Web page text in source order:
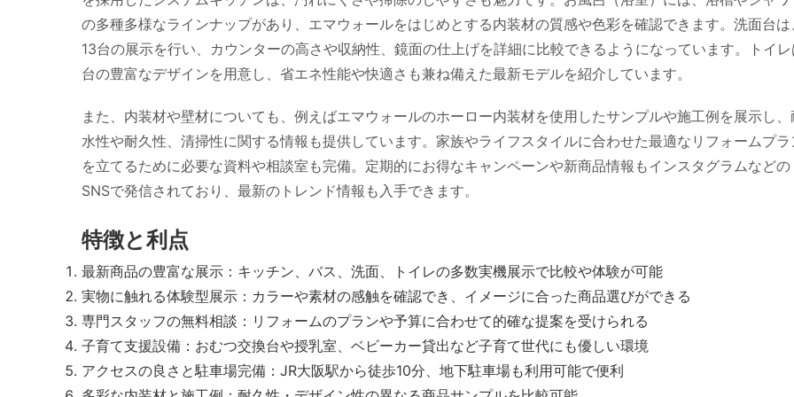
の多種多様なラインナップがあり、エマウォールをはじめとする内装材の質感や色彩を確認できます。洗面台は
13台の展示を行い、カウンターの高さや収納性、鏡面の仕上げを詳細に比較できるようになっています。トイ
台の豊富なデザインを用意し、省エネ性能や快適さも兼ね備えた最新モデルを紹介しています。
また、内装材や壁材についても、例えばエマウォールのホーロー内装材を使用したサンプルや施工例を展示し、
水性や耐久性、清掃性に関する情報も提供しています。家族やライフスタイルに合わせた最適なリフォームプラ
を立てるために必要な資料や相談室も完備。定期的にお得なキャンペーンや新商品情報もインスタグラムなどの
SNSで発信されており、最新のトレンド情報も入手できます。
特徴と利点
最新商品の豊富な展示：キッチン、バス、洗面、トイレの多数実機展示で比較や体験が可能
実物に触れる体験型展示：カラーや素材の感触を確認でき、イメージに合った商品選びができる
専門スタッフの無料相談：リフォームのプランや予算に合わせて的確な提案を受けられる
子育て支援設備：おむつ交換台や授乳室、ベビーカー貸出など子育て世代にも優しい環境
アクセスの良さと駐車場完備：JR大阪駅から徒歩10分、地下駐車場も利用可能で便利